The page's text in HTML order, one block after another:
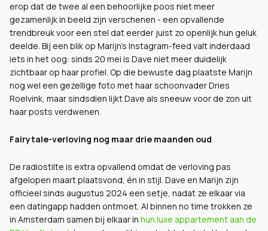
erop dat de twee al een behoorlijke poos niet meer
gezamenlijk in beeld zijn verschenen - een opvallende
trendbreuk voor een stel dat eerder juist zo openlijk hun geluk
deelde. Bij een blik op Marijn's Instagram-feed valt inderdaad
iets in het oog: sinds 20 mei is Dave niet meer duidelijk
zichtbaar op haar profiel. Op die bewuste dag plaatste Marijn
nog wel een gezellige foto met haar schoonvader Dries
Roelvink, maar sindsdien lijkt Dave als sneeuw voor de zon uit
haar posts verdwenen.
Fairytale-verloving nog maar drie maanden oud
De radiostilte is extra opvallend omdat de verloving pas
afgelopen maart plaatsvond, én in stijl. Dave en Marijn zijn
officieel sinds augustus 2024 een setje, nadat ze elkaar via
een datingapp hadden ontmoet. Al binnen no time trokken ze
in Amsterdam samen bij elkaar in hun luxe appartement aan de